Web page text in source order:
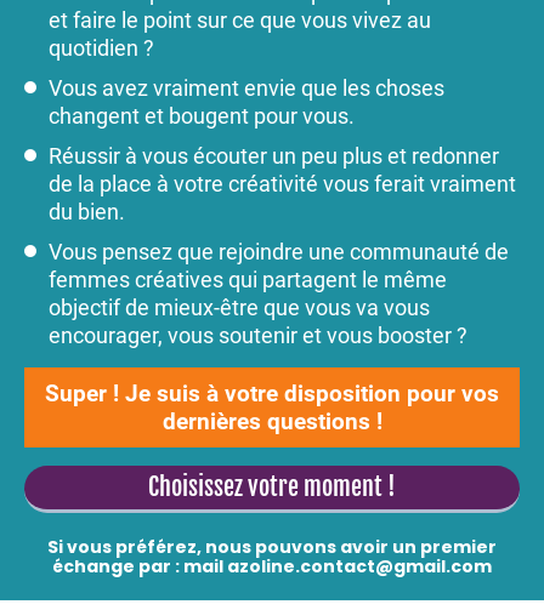
et faire le point sur ce que vous vivez au
quotidien ?
Vous avez vraiment envie que les choses
changent et bougent pour vous.
Réussir à vous écouter un peu plus et redonner
de la place à votre créativité vous ferait vraiment
du bien.
Vous pensez que rejoindre une communauté de
femmes créatives qui partagent le même
objectif de mieux-être que vous va vous
encourager, vous soutenir et vous booster ?
Super ! Je suis à votre disposition pour vos
dernières questions !
Choisissez votre moment !
Si vous préférez, nous pouvons avoir un premier
échange par : mail azoline.contact@gmail.com